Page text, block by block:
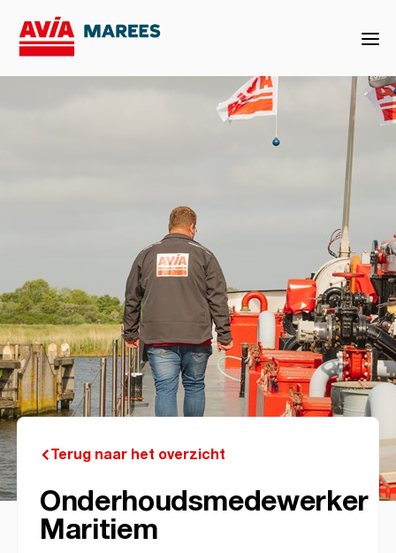
Terug naar het overzicht
Onderhoudsmedewerker
Maritiem